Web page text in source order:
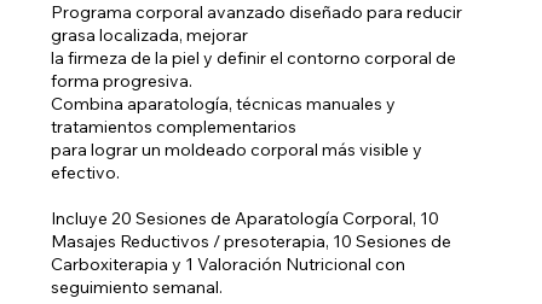
Programa corporal avanzado diseñado para reducir
grasa localizada, mejorar
la firmeza de la piel y definir el contorno corporal de
forma progresiva.
Combina aparatología, técnicas manuales y
tratamientos complementarios
para lograr un moldeado corporal más visible y
efectivo.
Incluye 20 Sesiones de Aparatología Corporal, 10
Masajes Reductivos / presoterapia, 10 Sesiones de
Carboxiterapia y 1 Valoración Nutricional con
seguimiento semanal.